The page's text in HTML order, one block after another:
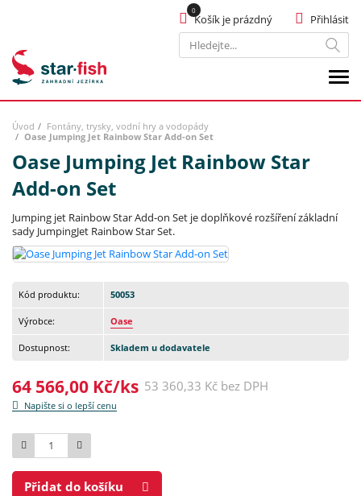
Hledat
Přihlásit
Košík je prázdný
Úvod
Fontány, trysky, vodní hry a vodopády
Oase Jumping Jet Rainbow Star Add-on Set
Oase Jumping Jet Rainbow Star
Add-on Set
Jumping jet Rainbow Star Add-on Set je doplňkové rozšíření základní
sady JumpingJet Rainbow Star Set.
Kód produktu: 50053
Výrobce: Oase
Dostupnost: Skladem u dodavatele
64 566,00 Kč/ks 53 360,33 Kč bez DPH
Napište si o lepší cenu
Počet
Přidat do košíku